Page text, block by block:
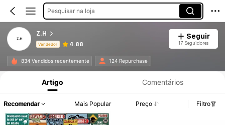
Pesquisar na loja
Z.H
Vendedor 4.88
Seguir
17 Seguidores
834 Vendidos recentemente 124 Repurchase
Informações do Produto: Divulgação de Preço, Vendas e Detalhes de Stock.
Artigo Comentários
Recomendar Mais Popular Preço Filtro